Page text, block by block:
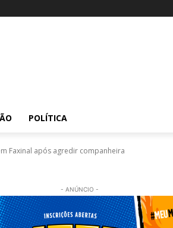
POLÍTICA
Faxinal após agredir companheira
- ANÚNCIO -